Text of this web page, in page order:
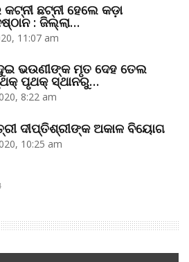
ଛଟ୍‌ନୀ ହେଲେ କଡ଼ା
: ଜିଲ୍ଲା…
11:07 am
ଭଉଣୀଙ୍କ ମୃତ ଦେହ ତେଲ
ପୃଥକ୍‌ ସ୍ଥାନରୁ…
8:22 am
ଦୀପ୍ତିଶ୍ରୀଙ୍କ ଅକାଳ ବିୟୋଗ
10:25 am